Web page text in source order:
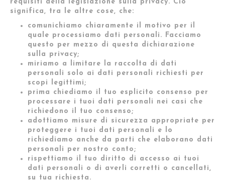
requisiti della legislazione sulla privacy. Ciò
significa, tra le altre cose, che:
comunichiamo chiaramente il motivo per il
quale processiamo dati personali. Facciamo
questo per mezzo di questa dichiarazione
sulla privacy;
miriamo a limitare la raccolta di dati
personali solo ai dati personali richiesti per
scopi legittimi;
prima chiediamo il tuo esplicito consenso per
processare i tuoi dati personali nei casi che
richiedono il tuo consenso;
adottiamo misure di sicurezza appropriate per
proteggere i tuoi dati personali e lo
richiediamo anche da parti che elaborano dati
personali per nostro conto;
rispettiamo il tuo diritto di accesso ai tuoi
dati personali o di averli corretti o cancellati,
su tua richiesta.